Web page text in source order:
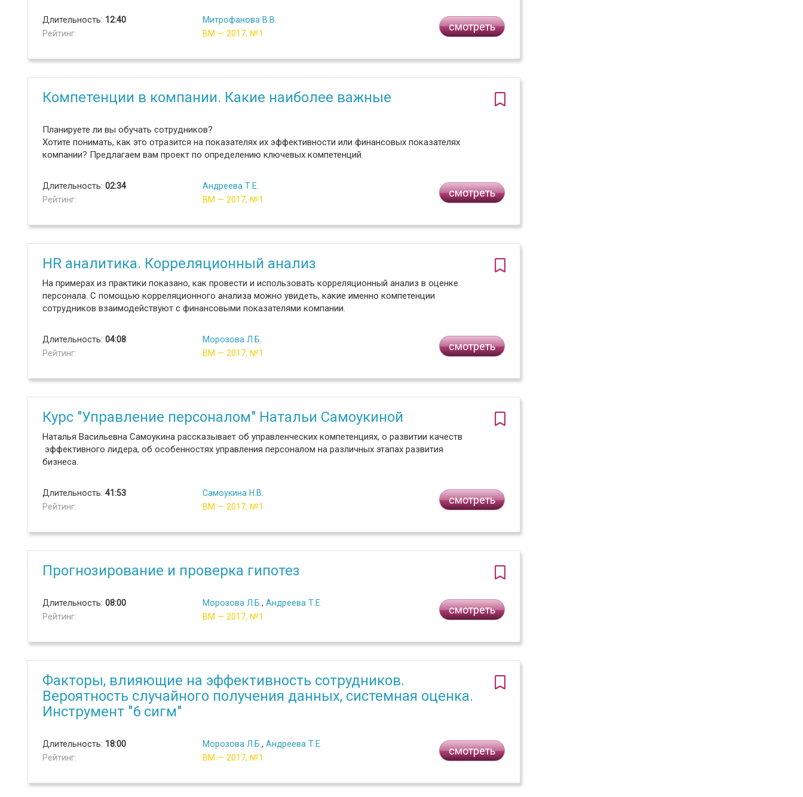
Длительность: 12:40
Рейтинг:
Митрофанова В.В.
ВМ — 2017, №1
смотреть
Компетенции в компании. Какие наиболее важные
Планируете ли вы обучать сотрудников?
Хотите понимать, как это отразится на показателях их эффективности или финансовых показателях
компании? Предлагаем вам проект по определению ключевых компетенций.
Длительность: 02:34
Рейтинг:
Андреева Т.Е.
ВМ — 2017, №1
смотреть
HR аналитика. Корреляционный анализ
На примерах из практики показано, как провести и использовать корреляционный анализ в оценке
персонала. С помощью корреляционного анализа можно увидеть, какие именно компетенции
сотрудников взаимодействуют с финансовыми показателями компании.
Длительность: 04:08
Рейтинг:
Морозова Л.Б.
ВМ — 2017, №1
смотреть
Курс "Управление персоналом" Натальи Самоукиной
Наталья Васильевна Самоукина рассказывает об управленческих компетенциях, о развитии качеств
эффективного лидера, об особенностях управления персоналом на различных этапах развития
бизнеса.
Длительность: 41:53
Рейтинг:
Самоукина Н.В.
ВМ — 2017, №1
смотреть
Прогнозирование и проверка гипотез
Длительность: 08:00
Рейтинг:
Морозова Л.Б. , Андреева Т.Е.
ВМ — 2017, №1
смотреть
Факторы, влияющие на эффективность сотрудников.
Вероятность случайного получения данных, системная оценка.
Инструмент "6 сигм"
Длительность: 18:00
Рейтинг:
Морозова Л.Б. , Андреева Т.Е.
ВМ — 2017, №1
смотреть